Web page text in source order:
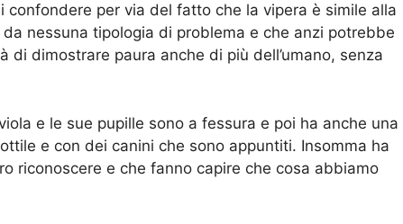
confondere per via del fatto che la vipera è simile alla
nessuna tipologia di problema e che anzi potrebbe
di dimostrare paura anche di più dell’umano, senza
e le sue pupille sono a fessura e poi ha anche una
e con dei canini che sono appuntiti. Insomma ha
riconoscere e che fanno capire che cosa abbiamo